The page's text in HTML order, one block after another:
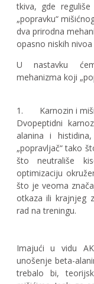
tkiva, gde
„popravku“
dva prirodna
opasno niskih
U nastavku
mehanizma koji
1. Karnozin i
Dvopeptidni
alanina i
„popravljač“ tako
što neutrališe
optimizaciju
što je veoma
otkaza ili krajnjeg
rad na treningu.
Imajući u vidu
unošenje beta-
trebalo bi,